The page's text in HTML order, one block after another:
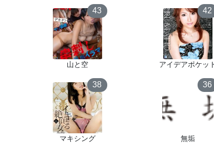
43
山と空
42
アイデアポケッ
38
マキシング
36
無垢